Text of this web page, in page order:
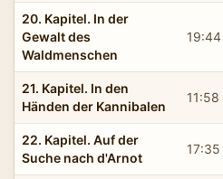
20. Kapitel. In der
Gewalt des
Waldmenschen
19:44
21. Kapitel. In den
Händen der Kannibalen
11:58
22. Kapitel. Auf der
Suche nach d'Arnot
17:35